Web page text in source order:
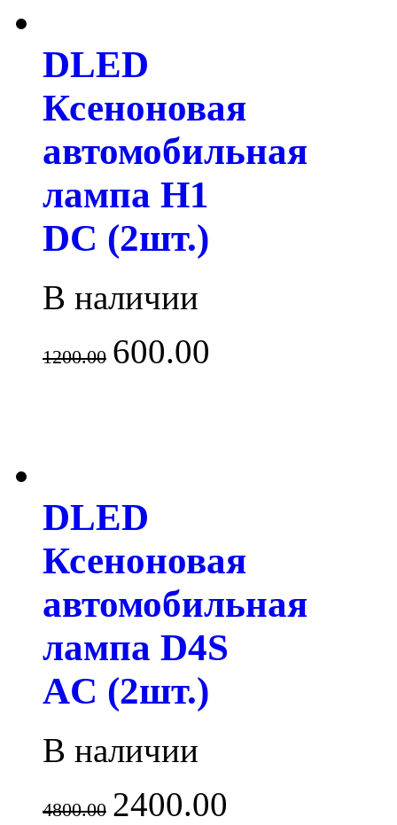
DLED
Ксеноновая
автомобильная
лампа H1
DC (2шт.)
В наличии
1200.00 600.00
DLED
Ксеноновая
автомобильная
лампа D4S
AC (2шт.)
В наличии
4800.00 2400.00